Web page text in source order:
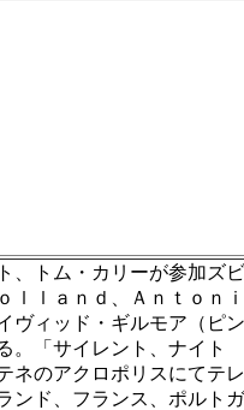
トム・カリーが参加ズ
ｌａｎｄ、Ａｎｔｏ
ィッド・ギルモア（ピ
。「サイレント、ナイ
のアクロポリスにてテ
ド、フランス、ポルト